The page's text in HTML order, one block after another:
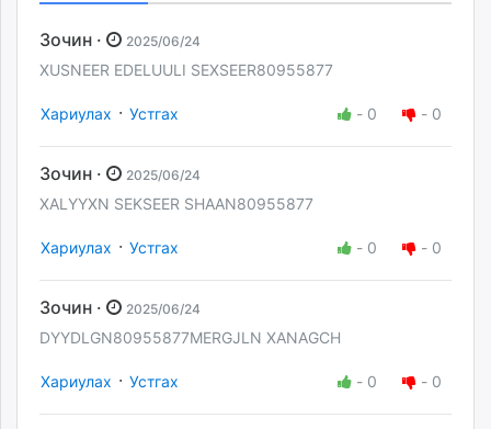
Зочин · 2025/06/24
XUSNEER EDELUULI SEXSEER80955877
Хариулах · Устгах - 0 - 0
Зочин · 2025/06/24
XALYYXN SEKSEER SHAAN80955877
Хариулах · Устгах - 0 - 0
Зочин · 2025/06/24
DYYDLGN80955877MERGJLN XANAGCH
Хариулах · Устгах - 0 - 0